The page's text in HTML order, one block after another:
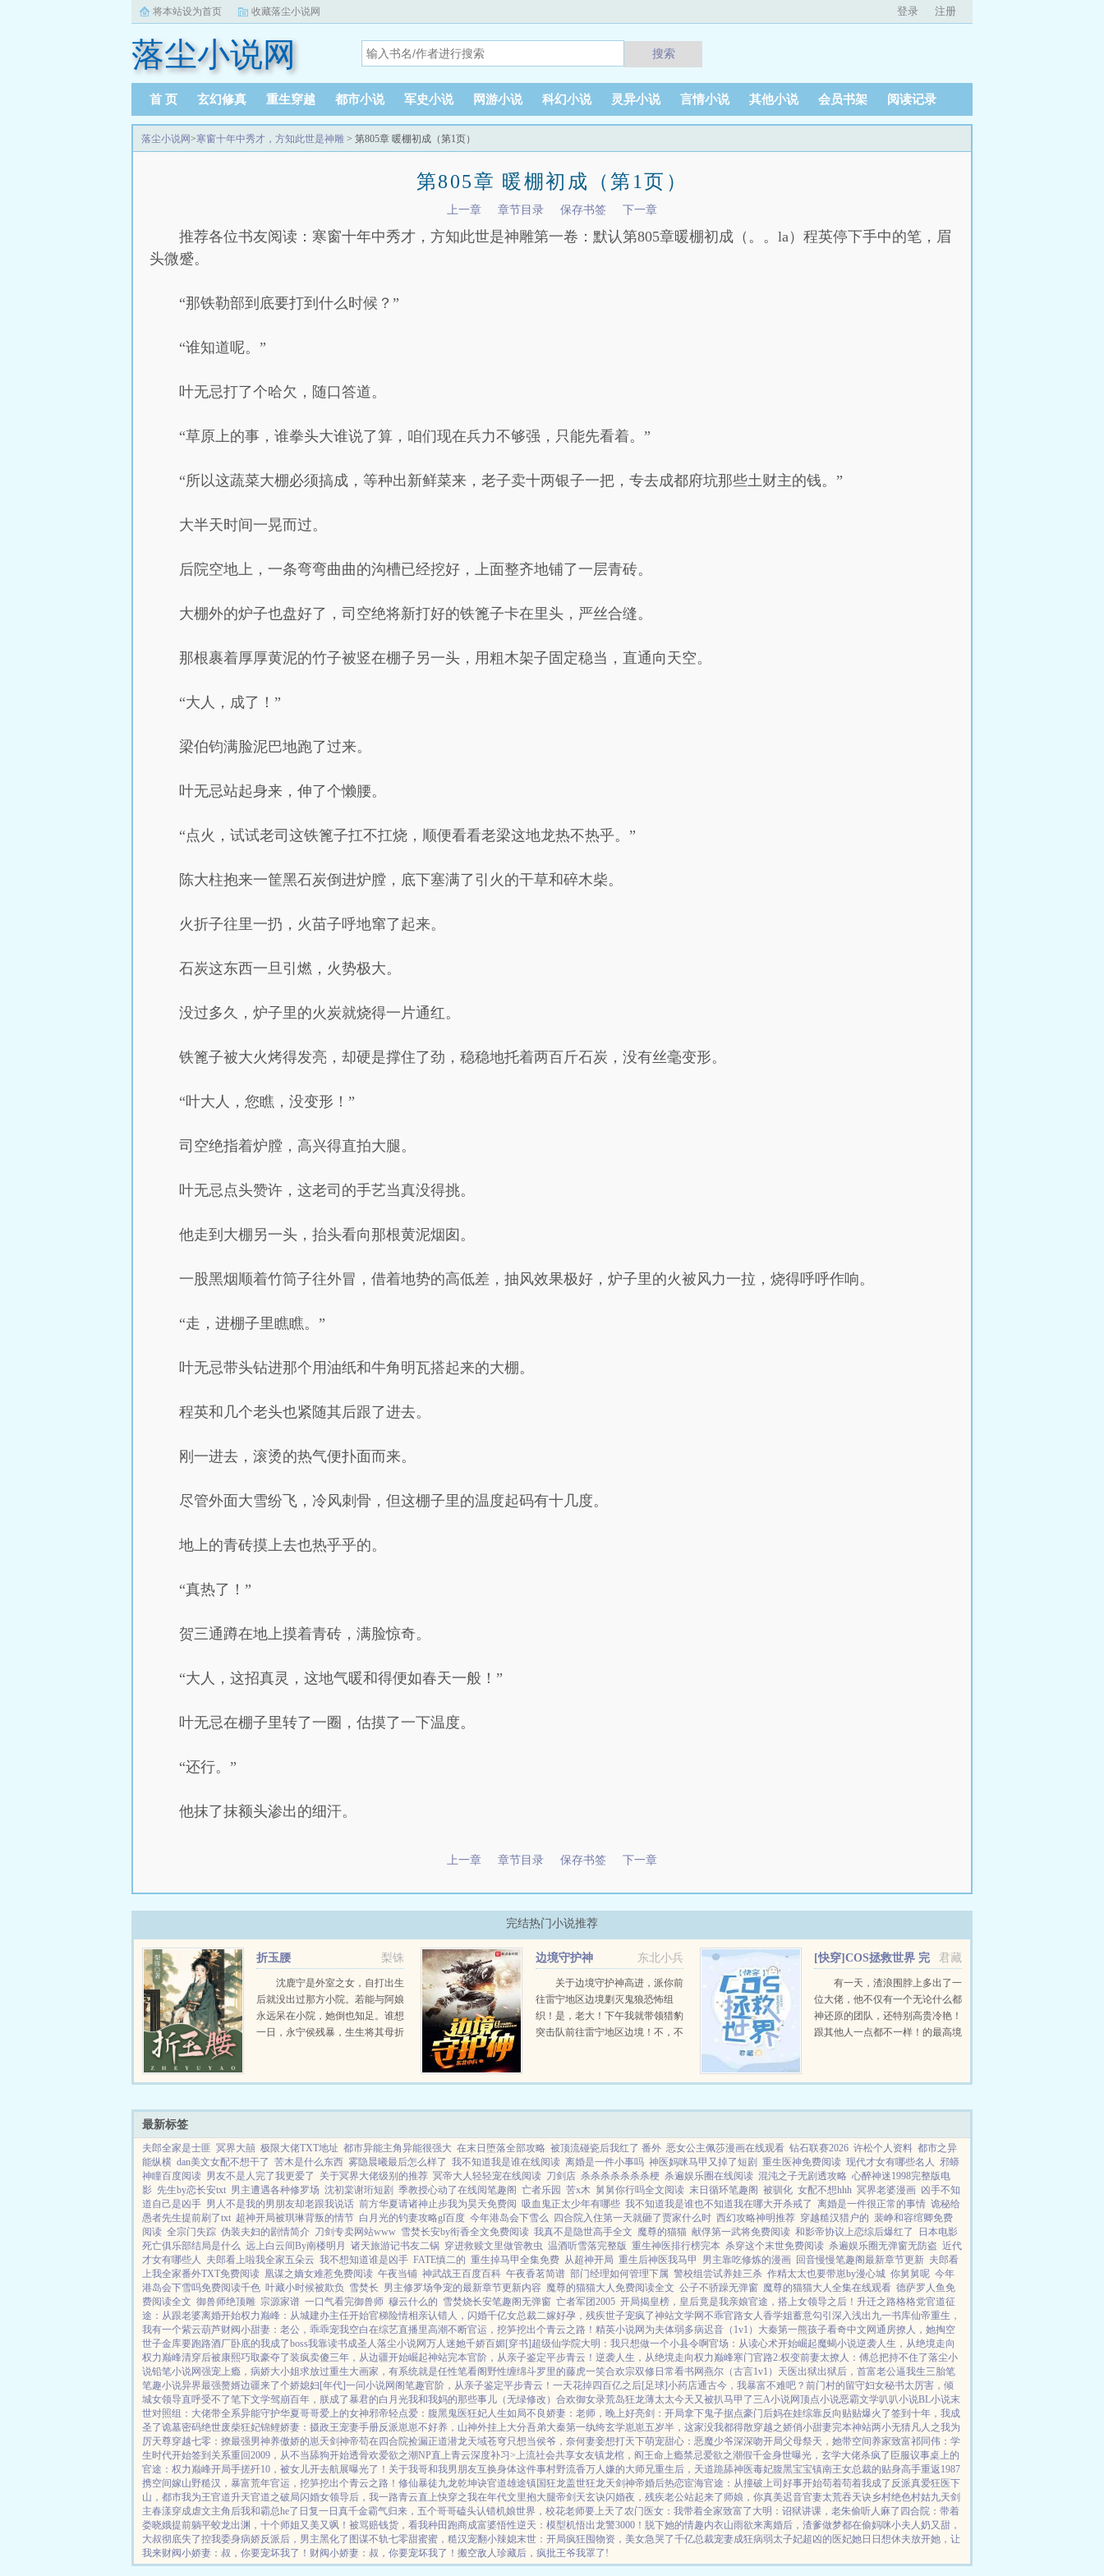
将本站设为首页 收藏落尘小说网 登录 注册
落尘小说网 搜索
首 页 玄幻修真 重生穿越 都市小说 军史小说 网游小说 科幻小说 灵异小说 言情小说 其他小说 会员书架 阅读记录
落尘小说网>寒窗十年中秀才，方知此世是神雕 > 第805章 暖棚初成（第1页）
第805章 暖棚初成（第1页）
上一章 章节目录 保存书签 下一章
推荐各位书友阅读：寒窗十年中秀才，方知此世是神雕第一卷：默认第805章暖棚初成（。。la）程英停下手中的笔，眉
头微蹙。
“那铁勒部到底要打到什么时候？”
“谁知道呢。”
叶无忌打了个哈欠，随口答道。
“草原上的事，谁拳头大谁说了算，咱们现在兵力不够强，只能先看着。”
“所以这蔬菜大棚必须搞成，等种出新鲜菜来，老子卖十两银子一把，专去成都府坑那些土财主的钱。”
大半天时间一晃而过。
后院空地上，一条弯弯曲曲的沟槽已经挖好，上面整齐地铺了一层青砖。
大棚外的炉子也盘好了，司空绝将新打好的铁篦子卡在里头，严丝合缝。
那根裹着厚厚黄泥的竹子被竖在棚子另一头，用粗木架子固定稳当，直通向天空。
“大人，成了！”
梁伯钧满脸泥巴地跑了过来。
叶无忌站起身来，伸了个懒腰。
“点火，试试老司这铁篦子扛不扛烧，顺便看看老梁这地龙热不热乎。”
陈大柱抱来一筐黑石炭倒进炉膛，底下塞满了引火的干草和碎木柴。
火折子往里一扔，火苗子呼地窜了起来。
石炭这东西一旦引燃，火势极大。
没过多久，炉子里的火炭就烧得一片通红。
铁篦子被大火烤得发亮，却硬是撑住了劲，稳稳地托着两百斤石炭，没有丝毫变形。
“叶大人，您瞧，没变形！”
司空绝指着炉膛，高兴得直拍大腿。
叶无忌点头赞许，这老司的手艺当真没得挑。
他走到大棚另一头，抬头看向那根黄泥烟囱。
一股黑烟顺着竹筒子往外冒，借着地势的高低差，抽风效果极好，炉子里的火被风力一拉，烧得呼呼作响。
“走，进棚子里瞧瞧。”
叶无忌带头钻进那个用油纸和牛角明瓦搭起来的大棚。
程英和几个老头也紧随其后跟了进去。
刚一进去，滚烫的热气便扑面而来。
尽管外面大雪纷飞，冷风刺骨，但这棚子里的温度起码有十几度。
地上的青砖摸上去也热乎乎的。
“真热了！”
贺三通蹲在地上摸着青砖，满脸惊奇。
“大人，这招真灵，这地气暖和得便如春天一般！”
叶无忌在棚子里转了一圈，估摸了一下温度。
“还行。”
他抹了抹额头渗出的细汗。
上一章 章节目录 保存书签 下一章
完结热门小说推荐
梨铢
折玉腰
沈鹿宁是外室之女，自打出生
后就没出过那方小院。若能与阿娘
永远呆在小院，她倒也知足。谁想
一日，永宁侯残暴，生生将其母折
怨了结，她本打算...
东北小兵
边境守护神
关于边境守护神高进，派你前
往雷宁地区边境剿灭鬼狼恐怖组
织！是，老大！下午我就带领猎豹
突击队前往雷宁地区边境！不，不
的看向貌似并没有开玩笑的老大。
君藏
[快穿]COS拯救世界 完
结+番外
有一天，渣浪围脖上多出了一
位大佬，他不仅有一个无论什么都
神还原的团队，还特别高贵冷艳！
跟其他人一点都不一样！的最高境
当纯阳真仙，做不周祖师，以刀剑
最新标签
夫郎全家是士匪 冥界大囍 极限大佬TXT地址 都市异能主角异能很强大 在末日堕落全部攻略 被顶流碰瓷后我红了 番外 恶女公主佩莎漫画在线观看 钻石联赛2026 许松个人资料 都市之异
能纵横 dan美文女配不想干了 苦木是什么东西 雾隐晨曦最后怎么样了 我不知道我是谁在线阅读 离婚是一件小事吗 神医妈咪马甲又掉了短剧 重生医神免费阅读 现代才女有哪些名人 邪蟒
神瞳百度阅读 男友不是人完了我更爱了 关于冥界大佬级别的推荐 冥帝大人轻轻宠在线阅读 刀剑店 杀杀杀杀杀杀杀梗 杀遍娱乐圈在线阅读 混沌之子无剧透攻略 心醉神迷1998完整版电
影 先生by恋长安txt 男主遭遇各种修罗场 沈初棠谢珩短剧 季教授心动了在线阅笔趣阁 亡者乐园 苦x木 舅舅你行吗全文阅读 末日循环笔趣阁 被驯化 女配不想hhh 冥界老婆漫画 凶手不知
道自己是凶手 男人不是我的男朋友却老跟我说话 前方华夏请诸神止步我为昊天免费阅 吸血鬼正太少年有哪些 我不知道我是谁也不知道我在哪大开杀戒了 离婚是一件很正常的事情 诡秘给
愚者先生提前刷了txt 超神开局被琪琳背叛的情节 白月光的钓妻攻略gl百度 今年港岛会下雪么 四合院入住第一天就砸了贾家什么时 西幻攻略神明推荐 穿越糙汉猎户的 裴峥和容绾卿免费
阅读 全宗门失踪 伪装夫妇的剧情简介 刀剑专卖网站www 雪焚长安by衔香全文免费阅读 我真不是隐世高手全文 魔尊的猫猫 献俘第一武将免费阅读 和影帝协议上恋综后爆红了
日本电影
死亡俱乐部结局是什么 远上白云间By南楼明月 诸天旅游记书友二锅 穿进救赎文里做管教虫 温酒听雪落完整版 重生神医排行榜完本 杀穿这个末世免费阅读 杀遍娱乐圈无弹窗无防盗 近代
才女有哪些人
夫郎看上啦我全家五朵云 我不想知道谁是凶手 FATE慎二的 重生掉马甲全集免费 从超神开局 重生后神医我马甲 男主靠吃修炼的漫画 回音慢慢笔趣阁最新章节更新 夫郎看
上我全家番外TXT免费阅读 凰谋之嫡女难惹免费阅读 午夜当铺 神武战王百度百科 午夜香茗简谱 部门经理如何管理下属 警校组尝试养娃三杀 作精太太也要带崽by漫心城 你舅舅呢 今年
港岛会下雪吗免费阅读千色 叶藏小时候被欺负 雪焚长 男主修罗场争宠的最新章节更新内容 魔尊的猫猫大人免费阅读全文 公子不骄躁无弹窗 魔尊的猫猫大人全集在线观看 德萨罗人鱼免
费阅读全文 御兽师绝顶雕 宗源家谱 一口气看完御兽师 穆云什么的 雪焚烧长安笔趣阁无弹窗 亡者军团2005 开局揭皇榜，皇后竟是我亲娘官途，搭上女领导之后！ 升迁之路格格党官道征
途：从跟老婆离婚开始权力巅峰：从城建办主任开始官梯险情相亲认错人，闪婚千亿女总裁二嫁好孕，残疾世子宠疯了神站文学网不乖官路女人香学姐蓄意勾引 深入浅出 九一书库仙帝重生，
我有一个紫云葫芦财阀小甜妻：老公，乖乖宠我空白在综艺直播里高潮不断官运，挖笋挖出个青云之路！ 精英小说网 为夫体弱多病迟音（1v1） 大秦第一熊孩子看奇中文网通房撩人，她掏空
世子金库要跑路酒厂卧底的我成了boss我靠读书成圣人落尘小说网万人迷她千娇百媚[穿书] 超级仙学院大明：我只想做一个小县令啊官场：从读心术开始崛起魔蝎小说逆袭人生，从绝境走向
权力巅峰清穿后被康熙巧取豪夺了装疯卖傻三年，从边疆开始崛起神站完本官阶，从亲子鉴定平步青云！ 逆袭人生，从绝境走向权力巅峰寒门官路2:权变前妻太撩人：傅总把持不住了落尘小
说铅笔小说网强宠上瘾，病娇大小姐求放过重生大画家，有系统就是任性笔看阁 野性缠绵斗罗里的藤虎一笑合欢宗双修日常看书网燕尔（古言1v1） 天医出狱出狱后，首富老公逼我生三胎笔
笔趣小说异界最强赘婿边疆来了个娇媳妇[年代]一问小说网 阁笔趣官阶，从亲子鉴定平步青云！ 一天花掉四百亿之后[足球]小药店通古今，我暴富不难吧？ 前门村的留守妇女秘书太厉害，倾
城女领导直呼受不了笔下文学驾崩百年，朕成了暴君的白月光我和我妈的那些事儿（无绿修改） 合欢御女录荒岛狂龙薄太太今天又被扒马甲了 三A小说网顶点小说恶霸文学叭叭小说BL小说末
世对照组：大佬带全系异能守护华夏哥哥爱上的女神邪帝轻点爱：腹黑鬼医狂妃人生如局不良娇妻：老师，晚上好亮剑：开局拿下鬼子据点豪门后妈在娃综靠反向贴贴爆火了签到十年，我成
圣了诡墓密码绝世废柴狂妃锦鲤娇妻：摄政王宠妻手册反派崽崽不好养，山神外挂上大分吾弟大秦第一纨绔玄学崽崽五岁半，这家没我都得散穿越之娇俏小甜妻完本神站两小无猜凡人之我为
厉天尊穿越七零：撩最强男神养傲娇的崽天剑神帝苟在四合院捡漏正道潜龙天域苍穹只想当侯爷，奈何妻妾想打天下萌宠甜心：恶魔少爷深深吻开局父母祭天，她带空间养家致富祁同伟：学
生时代开始签到关系重回2009，从不当舔狗开始透骨欢爱欲之潮NP直上青云深度补习>上流社会共享女友镇龙棺，阎王命上瘾禁忌爱欲之潮假千金身世曝光，玄学大佬杀疯了 臣服议事桌上的
官途：权力巅峰开局手搓歼10，被女儿开去航展曝光了！ 关于我哥和我男朋友互换身体这件事村野流香万人嫌的大师兄重生后，天道跪舔神医毒妃腹黑宝宝镇南王女总裁的贴身高手重返1987
携空间嫁山野糙汉，暴富荒年官运，挖笋挖出个青云之路！ 修仙暴徒九龙乾坤诀官道雄途镇国狂龙盖世狂龙天剑神帝婚后热恋宦海官途：从撞破上司好事开始苟着苟着我成了反派真爱狂医下
山，都市我为王官道升天官道之破局闪婚女领导后，我一路青云直上快穿之我在年代文里抱大腿帝剑天玄诀闪婚夜，残疾老公站起来了 师娘，你真美迟音官妻太荒吞天诀乡村绝色村姑九天剑
主春漾穿成虐文主角后我和霸总he了 日复一日 真千金霸气归来，五个哥哥磕头认错机娘世界，校花老师要上天了农门医女：我带着全家致富了 大明：诏狱讲课，老朱偷听人麻了 四合院：带着
娄晓娥提前躺平蛟龙出渊，十个师姐又美又飒！ 被骂赔钱货，看我种田跑商成富婆悟性逆天：模型机悟出龙警3000！ 脱下她的情趣内衣山雨欲来离婚后，渣爹做梦都在偷妈咪小夫人奶又甜，
大叔彻底失了控我委身病娇反派后，男主黑化了 图谋不轨七零甜蜜蜜，糙汉宠翻小辣媳末世：开局疯狂囤物资，美女急哭了千亿总裁宠妻成狂病弱太子妃超凶的 医妃她日日想休夫放开她，让
我来财阀小娇妻：叔，你要宠坏我了！ 财阀小娇妻：叔，你要宠坏我了！ 搬空敌人珍藏后，疯批王爷我罩了!